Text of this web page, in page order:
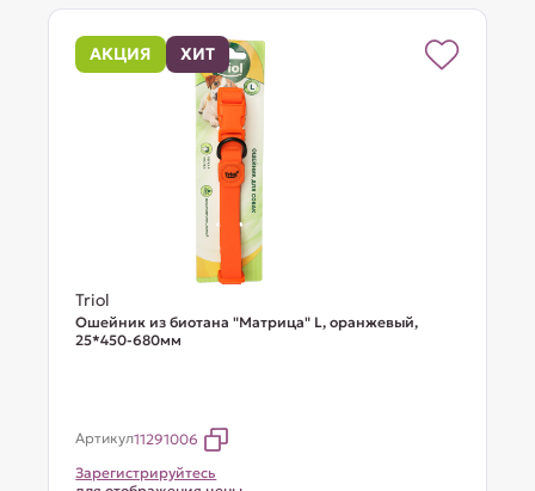
АКЦИЯ ХИТ
Triol
Ошейник из биотана "Матрица" L, оранжевый,
25*450-680мм
Артикул11291006
Зарегистрируйтесь